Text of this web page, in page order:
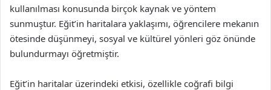
kullanılması konusunda birçok kaynak ve yöntem
sunmuştur. Eğit’in haritalara yaklaşımı, öğrencilere mekanın
ötesinde düşünmeyi, sosyal ve kültürel yönleri göz önünde
bulundurmayı öğretmiştir.
Eğit’in haritalar üzerindeki etkisi, özellikle coğrafi bilgi